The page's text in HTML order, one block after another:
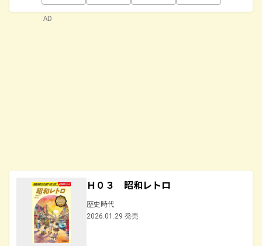
Ｈ０３ 昭和レトロ
歴史時代
2026.01.29 発売
AD